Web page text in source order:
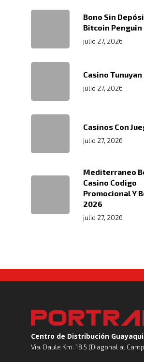
Bono Sin
Bitcoin Penguin
julio 27, 2026
Casino
julio 27, 2026
Casinos Con
julio 27, 2026
Mediterraneo
Casino Codigo
Promocional Y
2026
julio 27, 2026
Centro de Distribución
Via. Daule Km. 18.5 (Diagonal al